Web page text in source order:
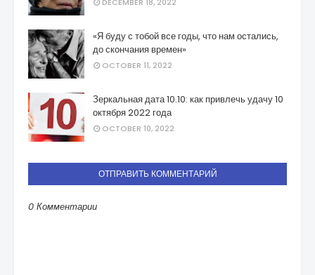
«Я буду с тобой все годы, что нам остались,
до скончания времен»
OCTOBER 11, 2022
Зеркальная дата 10.10: как привлечь удачу 10
октября 2022 года
OCTOBER 10, 2022
ОТПРАВИТЬ КОММЕНТАРИЙ
0 Комментарии